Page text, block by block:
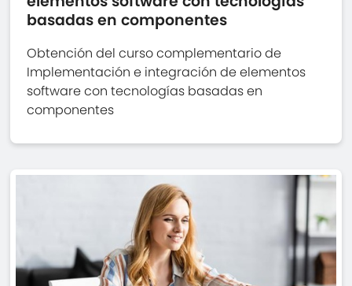
basadas en componentes
Obtención del curso complementario de
Implementación e integración de elementos
software con tecnologías basadas en
componentes